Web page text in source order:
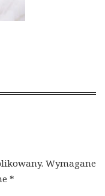
Wymagane
*